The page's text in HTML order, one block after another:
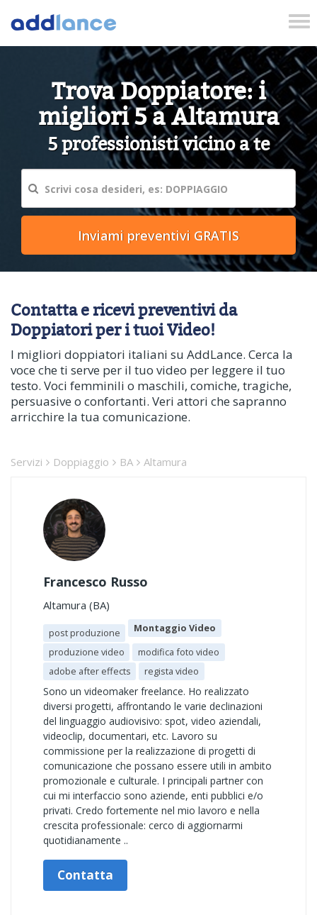
Trova Doppiatore: i
migliori 5 a Altamura
5 professionisti vicino a te
Contatta e ricevi preventivi da
Doppiatori per i tuoi Video!
I migliori doppiatori italiani su AddLance. Cerca la
voce che ti serve per il tuo video per leggere il tuo
testo. Voci femminili o maschili, comiche, tragiche,
persuasive o confortanti. Veri attori che sapranno
arricchire la tua comunicazione.
Servizi Doppiaggio BA Altamura
Francesco Russo
Altamura (BA)
post produzione
Montaggio Video
produzione video
modifica foto video
adobe after effects
regista video
Sono un videomaker freelance. Ho realizzato
diversi progetti, affrontando le varie declinazioni
del linguaggio audiovisivo: spot, video aziendali,
videoclip, documentari, etc. Lavoro su
commissione per la realizzazione di progetti di
comunicazione che possano essere utili in ambito
promozionale e culturale. I principali partner con
cui mi interfaccio sono aziende, enti pubblici e/o
privati. Credo fortemente nel mio lavoro e nella
crescita professionale: cerco di aggiornarmi
quotidianamente ..
Contatta